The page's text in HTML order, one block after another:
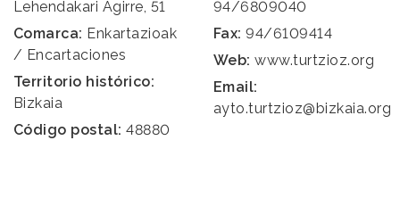
Lehendakari Agirre, 51
Comarca: Enkartazioak
/ Encartaciones
Territorio histórico:
Bizkaia
Código postal: 48880
94/6809040
Fax: 94/6109414
Web: www.turtzioz.org
Email:
ayto.turtzioz@bizkaia.org